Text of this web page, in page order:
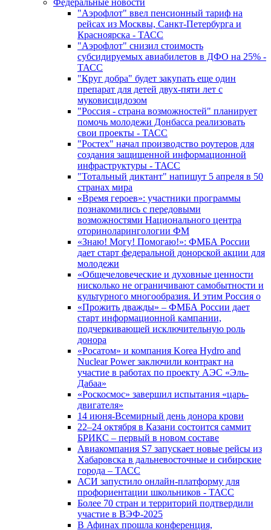
Федеральные новости
"Аэрофлот" ввел пенсионный тариф на
рейсах из Москвы, Санкт-Петербурга и
Красноярска - ТАСС
"Аэрофлот" снизил стоимость
субсидируемых авиабилетов в ДФО на 25% -
ТАСС
"Круг добра" будет закупать еще один
препарат для детей двух-пяти лет с
муковисцидозом
"Россия - страна возможностей" планирует
помочь молодежи Донбасса реализовать
свои проекты - ТАСС
"Ростех" начал производство роутеров для
создания защищенной информационной
инфраструктуры - ТАСС
"Тотальный диктант" напишут 5 апреля в 50
странах мира
«Время героев»: участники программы
познакомились с передовыми
возможностями Национального центра
оториноларингологии ФМ
«Знаю! Могу! Помогаю!»: ФМБА России
дает старт федеральной донорской акции для
молодежи
«Общечеловеческие и духовные ценности
нисколько не ограничивают самобытности и
культурного многообразия. И этим Россия о
«Прожить дважды» – ФМБА России дает
старт информационной кампании,
подчеркивающей исключительную роль
донора
«Росатом» и компания Korea Hydro and
Nuclear Power заключили контракт на
участие в работах по проекту АЭС «Эль-
Дабаа»
«Роскосмос» завершил испытания «царь-
двигателя»
14 июня-Всемирный день донора крови
22–24 октября в Казани состоится саммит
БРИКС – первый в новом составе
Авиакомпания S7 запускает новые рейсы из
Хабаровска в дальневосточные и сибирские
города – ТАСС
АСИ запустило онлайн-платформу для
профориентации школьников - ТАСС
Более 70 стран и территорий подтвердили
участие в ВЭФ-2025
В Афинах прошла конференция,